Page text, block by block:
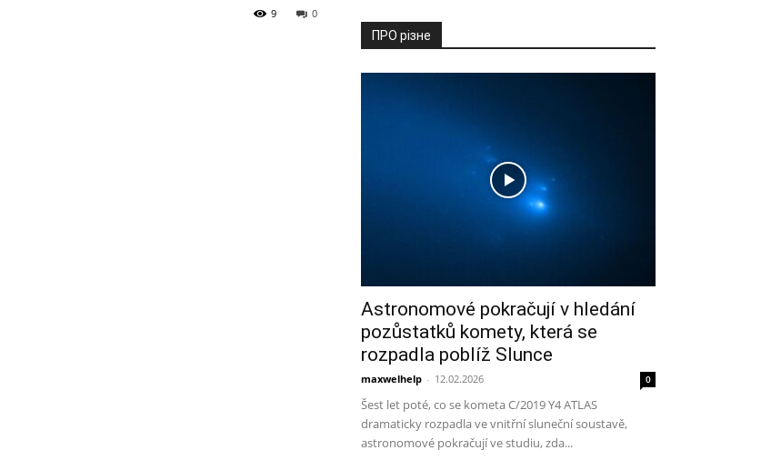
0
9
ПРО різне
Astronomové pokračují v hledání
pozůstatků komety, která se
rozpadla poblíž Slunce
maxwelhelp - 12.02.2026 0
Šest let poté, co se kometa C/2019 Y4 ATLAS
dramaticky rozpadla ve vnitřní sluneční soustavě,
astronomové pokračují ve studiu, zda...